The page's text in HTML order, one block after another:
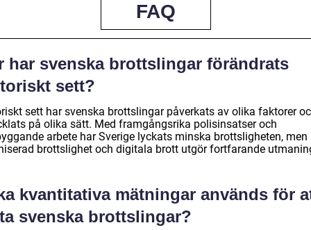
FAQ
har svenska brottslingar förändrats
sett?
sett har svenska brottslingar påverkats av olika faktorer
på olika sätt. Med framgångsrika polisinsatser och
arbete har Sverige lyckats minska brottsligheten, men
brottslighet och digitala brott utgör fortfarande
kvantitativa mätningar används för
svenska brottslingar?